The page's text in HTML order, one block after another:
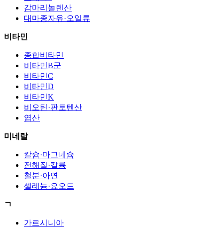
감마리놀렌산
대마종자유·오일류
비타민
종합비타민
비타민B군
비타민C
비타민D
비타민K
비오틴·판토텐산
엽산
미네랄
칼슘·마그네슘
전해질·칼륨
철분·아연
셀레늄·요오드
ㄱ
가르시니아